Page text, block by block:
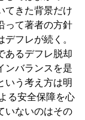
てきた背景だけ
って著者の方針
フレが続く。
あるデフレ脱却
ンバランスを是
いう考え方は明
る安全保障を心
いないのはその